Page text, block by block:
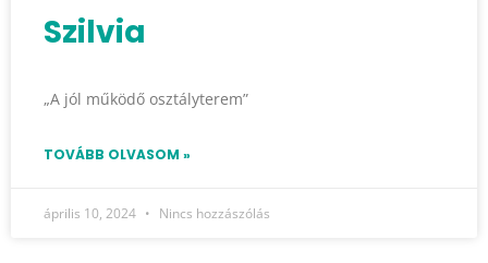
Szilvia
„A jól működő osztályterem”
TOVÁBB OLVASOM »
április 10, 2024 Nincs hozzászólás